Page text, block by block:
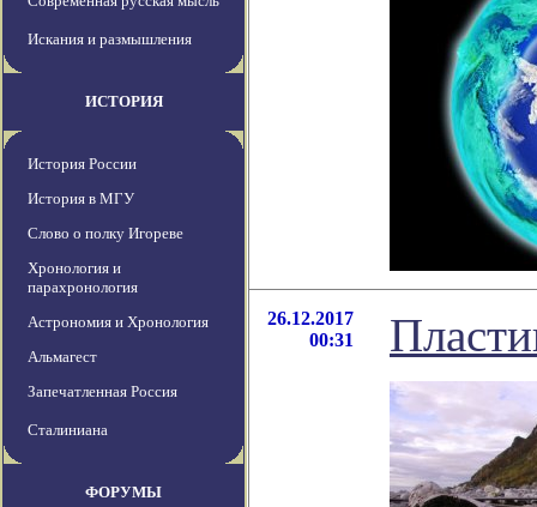
Искания и размышления
ИСТОРИЯ
История России
История в МГУ
Слово о полку Игореве
Хронология и
парахронология
Астрономия и Хронология
Альмагест
Запечатленная Россия
Сталиниана
ФОРУМЫ
26.12.2017
00:31